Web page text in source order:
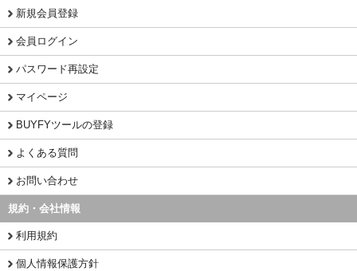
新規会員登録
会員ログイン
パスワード再設定
マイページ
BUYFYツールの登録
よくある質問
お問い合わせ
規約・会社情報
利用規約
個人情報保護方針